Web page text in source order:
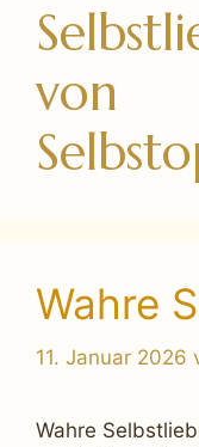
von
Wahre
11. Januar 2026
Wahre